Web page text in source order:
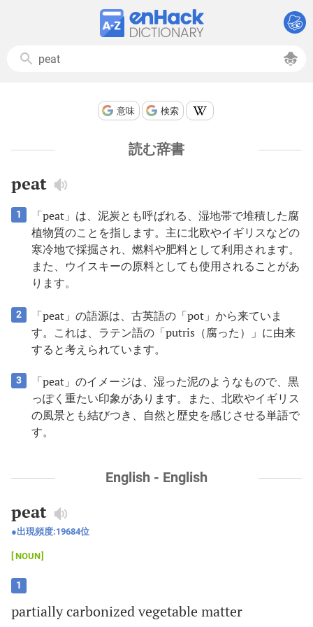
意味 検索
読む辞書
peat
1
「peat」は、泥炭とも呼ばれる、湿地帯で堆積した腐
植物質のことを指します。主に北欧やイギリスなどの
寒冷地で採掘され、燃料や肥料として利用されます。
また、ウイスキーの原料としても使用されることがあ
ります。
2
「peat」の語源は、古英語の「pot」から来ていま
す。これは、ラテン語の「putris（腐った）」に由来
すると考えられています。
3
「peat」のイメージは、湿った泥のようなもので、黒
っぽく重たい印象があります。また、北欧やイギリス
の風景とも結びつき、自然と歴史を感じさせる単語で
す。
English - English
peat
出現頻度:19684位
NOUN
1
partiallycarbonizedvegetable matter